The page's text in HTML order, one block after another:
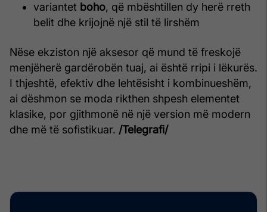
variantet boho, që mbështillen dy herë rreth
belit dhe krijojnë një stil të lirshëm
Nëse ekziston një aksesor që mund të freskojë
menjëherë gardërobën tuaj, ai është rripi i lëkurës.
I thjeshtë, efektiv dhe lehtësisht i kombinueshëm,
ai dëshmon se moda rikthen shpesh elementet
klasike, por gjithmonë në një version më modern
dhe më të sofistikuar. /Telegrafi/